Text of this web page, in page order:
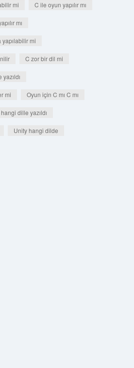
mi C ile oyun yapılır mı
mı
mi
C zor bir dil mi
mi Oyun için C mı C mı
dille yazıldı
Unity hangi dilde